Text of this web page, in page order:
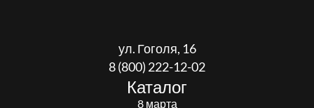
ул. Гоголя, 16
8 (800) 222-12-02
Каталог
8 марта